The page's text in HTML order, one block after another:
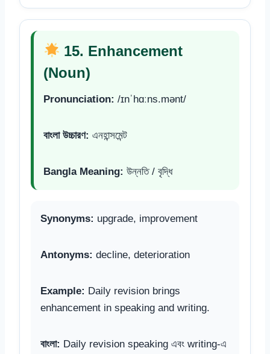
15. Enhancement
(Noun)
Pronunciation: /ɪnˈhɑːns.mənt/
বাংলা উচ্চারণ: এনহান্সমেন্ট
Bangla Meaning: উন্নতি / বৃদ্ধি
Synonyms: upgrade, improvement
Antonyms: decline, deterioration
Example: Daily revision brings
enhancement in speaking and writing.
বাংলা: Daily revision speaking এবং writing-এ